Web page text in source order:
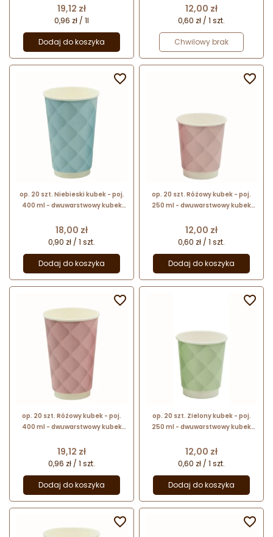
śr. 90 mm x wys. 133 mm
Cena
19,12 zł
0,96 zł / 1l
Dodaj do koszyka
śr. 80 mm x wys. 91 mm
Cena
12,00 zł
0,60 zł / 1 szt.
Chwilowy brak
op. 20 szt. Niebieski kubek - poj.
400 ml - dwuwarstwowy kubek
śr. 90 mm x wys. 133 mm
Cena
18,00 zł
0,90 zł / 1 szt.
Dodaj do koszyka

op. 20 szt. Różowy kubek - poj.
250 ml - dwuwarstwowy kubek
śr. 80 mm x wys. 91 mm
Cena
12,00 zł
0,60 zł / 1 szt.
Dodaj do koszyka

op. 20 szt. Różowy kubek - poj.
400 ml - dwuwarstwowy kubek
śr. 90 mm x wys. 133 mm
Cena
19,12 zł
0,96 zł / 1 szt.
Dodaj do koszyka

op. 20 szt. Zielony kubek - poj.
250 ml - dwuwarstwowy kubek
śr. 80 mm x wys. 91 mm
Cena
12,00 zł
0,60 zł / 1 szt.
Dodaj do koszyka

 